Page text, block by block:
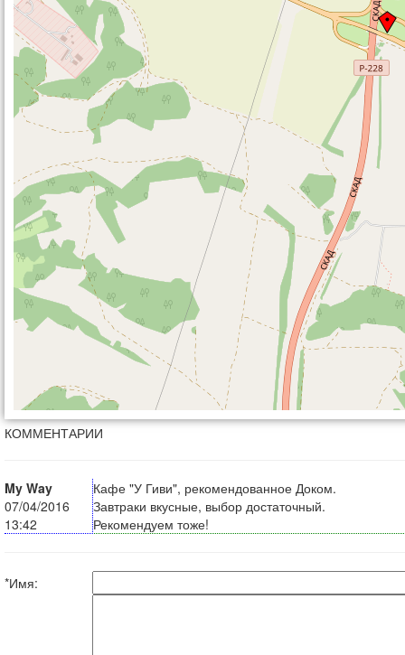
КОММЕНТАРИИ
My Way
07/04/2016
13:42
Кафе "У Гиви", рекомендованное Доком.
Завтраки вкусные, выбор достаточный.
Рекомендуем тоже!
*Имя: